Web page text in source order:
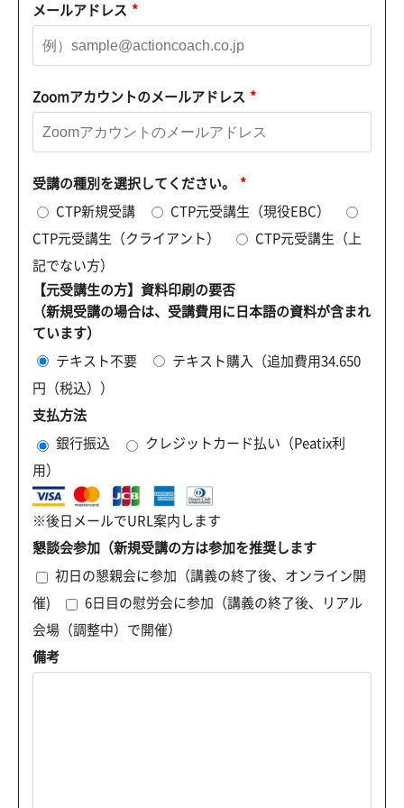
メールアドレス *
Zoomアカウントのメールアドレス *
受講の種別を選択してください。 *
CTP新規受講
CTP元受講生（現役EBC）
CTP元受講生（クライアント）
CTP元受講生（上
記でない方）
【元受講生の方】資料印刷の要否
（新規受講の場合は、受講費用に日本語の資料が含まれ
ています）
テキスト不要
テキスト購入（追加費用34.650
円（税込））
支払方法
銀行振込
クレジットカード払い（Peatix利
用）
※後日メールでURL案内します
懇談会参加（新規受講の方は参加を推奨します
初日の懇親会に参加（講義の終了後、オンライン開
催)
6日目の慰労会に参加（講義の終了後、リアル
会場（調整中）で開催）
備考